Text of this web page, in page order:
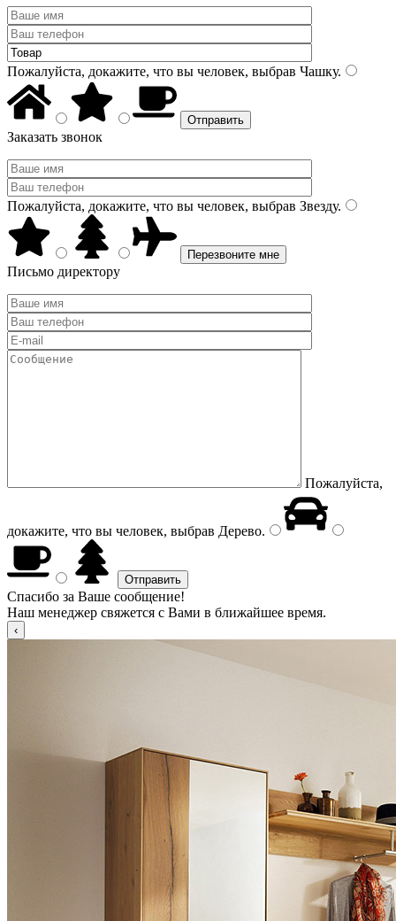
Пожалуйста, докажите, что вы человек, выбрав Чашку.
Заказать звонок
Пожалуйста, докажите, что вы человек, выбрав Звезду.
Письмо директору
Пожалуйста,
докажите, что вы человек, выбрав Дерево.
Спасибо за Ваше сообщение!
Наш менеджер свяжется с Вами в ближайшее время.